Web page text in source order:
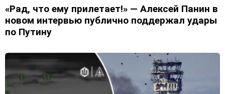
«Рад, что ему прилетает!» — Алексей Панин в
новом интервью публично поддержал удары
по Путину